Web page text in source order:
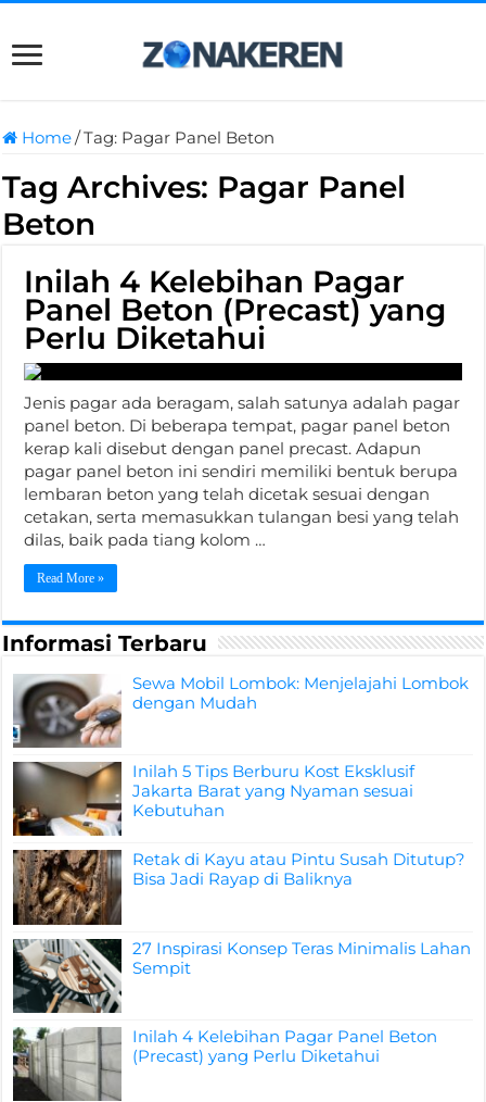
Home/Tag: Pagar Panel Beton
Tag Archives: Pagar Panel
Beton
Inilah 4 Kelebihan Pagar
Panel Beton (Precast) yang
Perlu Diketahui
Jenis pagar ada beragam, salah satunya adalah pagar
panel beton. Di beberapa tempat, pagar panel beton
kerap kali disebut dengan panel precast. Adapun
pagar panel beton ini sendiri memiliki bentuk berupa
lembaran beton yang telah dicetak sesuai dengan
cetakan, serta memasukkan tulangan besi yang telah
dilas, baik pada tiang kolom …
Read More »
Informasi Terbaru
Sewa Mobil Lombok: Menjelajahi Lombok
dengan Mudah
Inilah 5 Tips Berburu Kost Eksklusif
Jakarta Barat yang Nyaman sesuai
Kebutuhan
Retak di Kayu atau Pintu Susah Ditutup?
Bisa Jadi Rayap di Baliknya
27 Inspirasi Konsep Teras Minimalis Lahan
Sempit
Inilah 4 Kelebihan Pagar Panel Beton
(Precast) yang Perlu Diketahui